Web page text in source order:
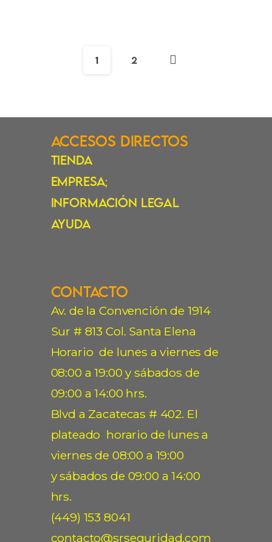
1 2
Accesos Directos
Tienda
Empresa;
Información Legal
Ayuda
Contacto
Av. de la Convención de 1914
Sur # 813 Col. Santa Elena
Horario de lunes a viernes de
08:00 a 19:00 y sábados de
09:00 a 14:00 hrs.
Blvd a Zacatecas # 402. El
plateado horario de lunes a
viernes de 08:00 a 19:00
y sábados de 09:00 a 14:00
hrs.
(449) 153 8041
contacto@srseguridad.com